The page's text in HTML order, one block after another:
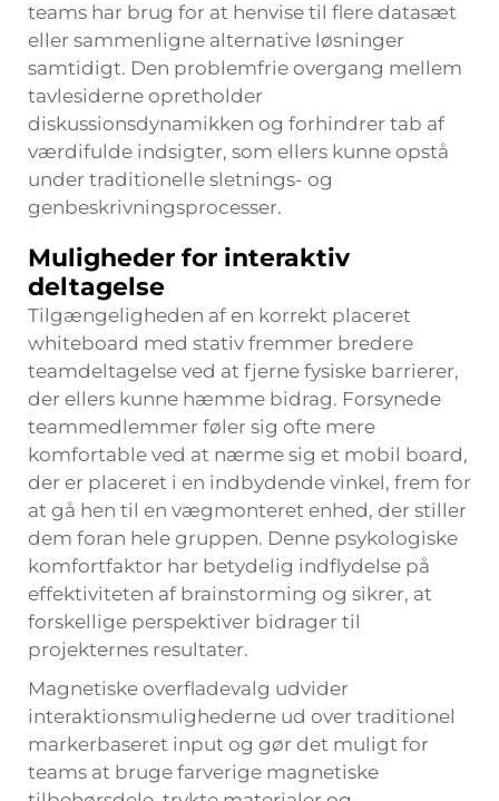
teams har brug for at henvise til flere datasæt
eller sammenligne alternative løsninger
samtidigt. Den problemfrie overgang mellem
tavlesiderne opretholder
diskussionsdynamikken og forhindrer tab af
værdifulde indsigter, som ellers kunne opstå
under traditionelle sletnings- og
genbeskrivningsprocesser.
Muligheder for interaktiv
deltagelse
Tilgængeligheden af en korrekt placeret
whiteboard med stativ fremmer bredere
teamdeltagelse ved at fjerne fysiske barrierer,
der ellers kunne hæmme bidrag. Forsynede
teammedlemmer føler sig ofte mere
komfortable ved at nærme sig et mobil board,
der er placeret i en indbydende vinkel, frem for
at gå hen til en vægmonteret enhed, der stiller
dem foran hele gruppen. Denne psykologiske
komfortfaktor har betydelig indflydelse på
effektiviteten af brainstorming og sikrer, at
forskellige perspektiver bidrager til
projekternes resultater.
Magnetiske overfladevalg udvider
interaktionsmulighederne ud over traditionel
markerbaseret input og gør det muligt for
teams at bruge farverige magnetiske